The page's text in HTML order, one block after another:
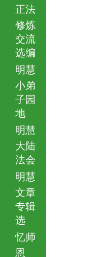
正法
修炼
交流
选编
明慧
小弟
子园
地
明慧
大陆
法会
明慧
文章
专辑
选
忆师
恩